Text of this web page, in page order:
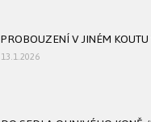
PROBOUZENÍ V JINÉM
13.1.2026